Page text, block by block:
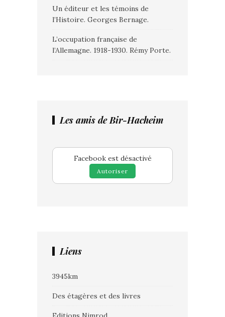
Un éditeur et les témoins de
l’Histoire. Georges Bernage.
L’occupation française de
l’Allemagne. 1918-1930. Rémy Porte.
Les amis de Bir-Hacheim
Facebook est désactivé
Autoriser
Liens
3945km
Des étagères et des livres